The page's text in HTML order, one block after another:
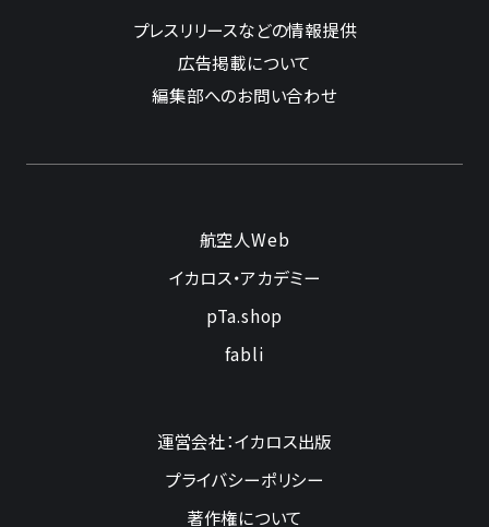
プレスリリースなどの情報提供
広告掲載について
編集部へのお問い合わせ
航空人Web
イカロス・アカデミー
pTa.shop
fabli
運営会社：イカロス出版
プライバシーポリシー
著作権について